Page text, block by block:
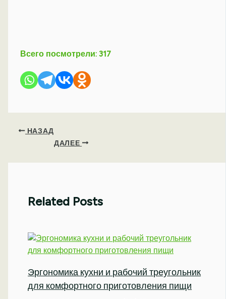
Всего посмотрели: 317
НАЗАД
ДАЛЕЕ
Related Posts
Эргономика кухни и рабочий треугольник
для комфортного приготовления пищи